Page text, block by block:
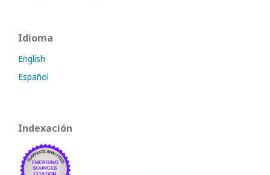
Idioma
English
Español
Indexación